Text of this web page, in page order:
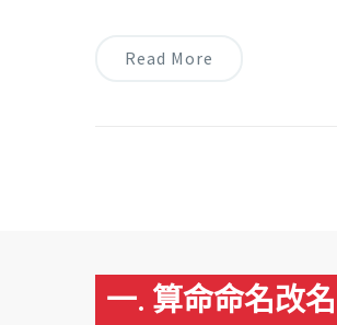
Read More
一. 算命命名改名